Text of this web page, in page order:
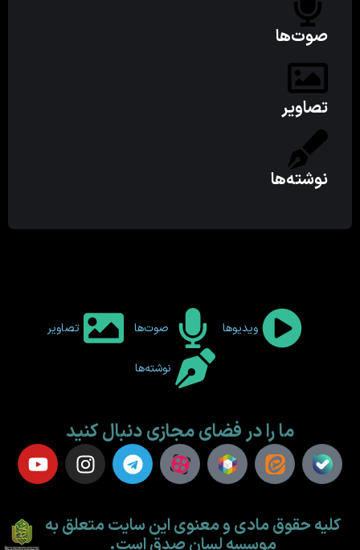
صوت‌ها
تصاویر
نوشته‌ها
ویدیوها صوت‌ها تصاویر
نوشته‌ها
ما را در فضای مجازی دنبال کنید
کلیه حقوق مادی و معنوی این سایت متعلق به